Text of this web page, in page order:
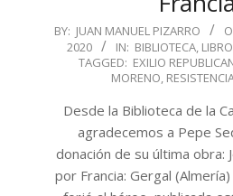
2020-
10-
BY: JUAN MANUEL PIZARRO
2020
IN: BIBLIOTECA,
TAGGED: EXILIO
MORENO,
Desde la Biblioteca de la
agradecemos a Pepe
donación de su última obra:
por Francia: Gergal